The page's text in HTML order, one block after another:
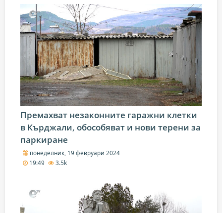
Премахват незаконните гаражни клетки
в Кърджали, обособяват и нови терени за
паркиране
понеделник, 19 февруари 2024
19:49
3.5k